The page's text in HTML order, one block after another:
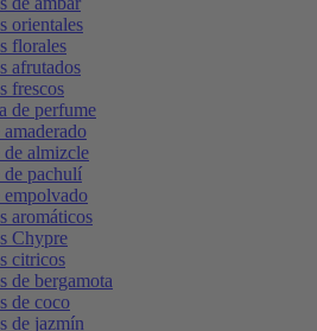
orientales
florales
afrutados
frescos
de perfume
de almizcle
de pachulí
empolvado
aromáticos
Chypre
citricos
de bergamota
de coco
de jazmín